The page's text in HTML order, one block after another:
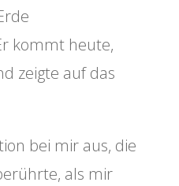
kommt heute,
zeigte auf das
bei mir aus, die
als mir